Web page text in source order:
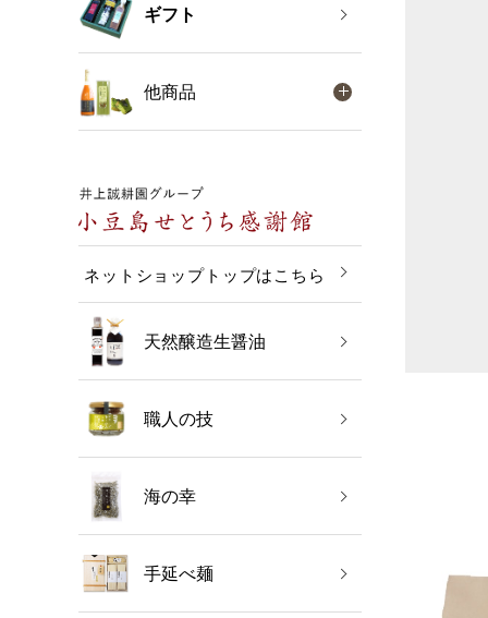
ギフト
他商品
ネットショップトップはこちら
天然醸造生醤油
職人の技
海の幸
手延べ麺